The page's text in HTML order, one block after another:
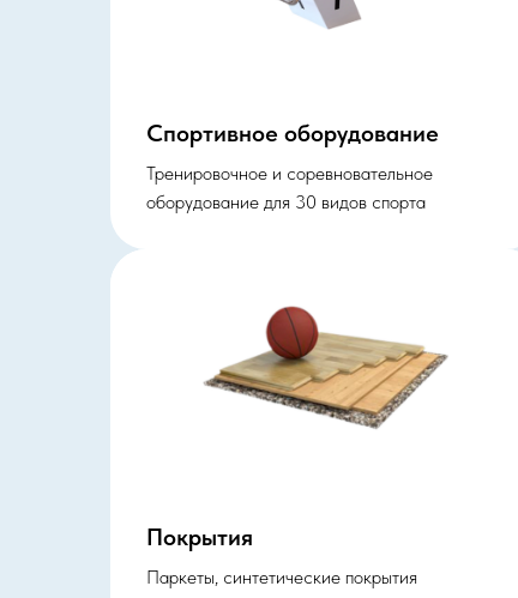
Спортивное оборудование
Тренировочное и соревновательное
оборудование для 30 видов спорта
Покрытия
Паркеты, синтетические покрытия